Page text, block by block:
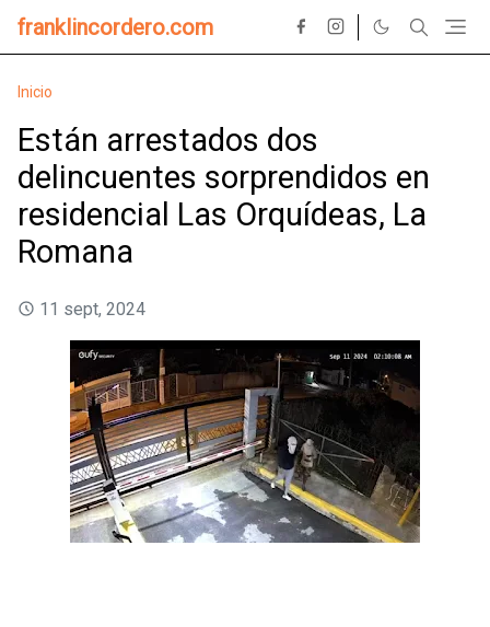
franklincordero.com
Inicio
Están arrestados dos
delincuentes sorprendidos en
residencial Las Orquídeas, La
Romana
11 sept, 2024